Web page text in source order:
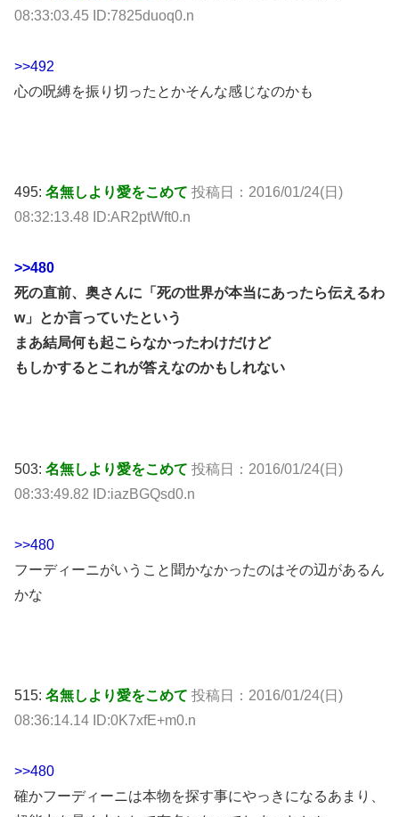
08:33:03.45 ID:7825duoq0.n
>>492
心の呪縛を振り切ったとかそんな感じなのかも
495: 名無しより愛をこめて 投稿日：2016/01/24(日)
08:32:13.48 ID:AR2ptWft0.n
>>480
死の直前、奥さんに「死の世界が本当にあったら伝えるわ
w」とか言っていたという
まあ結局何も起こらなかったわけだけど
もしかするとこれが答えなのかもしれない
503: 名無しより愛をこめて 投稿日：2016/01/24(日)
08:33:49.82 ID:iazBGQsd0.n
>>480
フーディーニがいうこと聞かなかったのはその辺があるん
かな
515: 名無しより愛をこめて 投稿日：2016/01/24(日)
08:36:14.14 ID:0K7xfE+m0.n
>>480
確かフーディーニは本物を探す事にやっきになるあまり、